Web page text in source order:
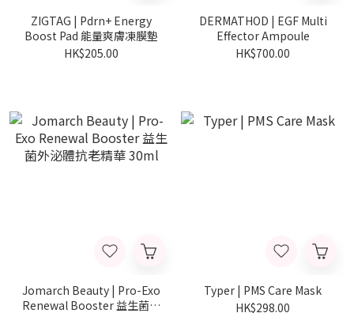
ZIGTAG | Pdrn+ Energy
Boost Pad 能量爽膚凍膜墊
HK$205.00
DERMATHOD | EGF Multi
Effector Ampoule
HK$700.00
Jomarch Beauty | Pro-Exo
Renewal Booster 益生菌外
Typer | PMS Care Mask
HK$298.00